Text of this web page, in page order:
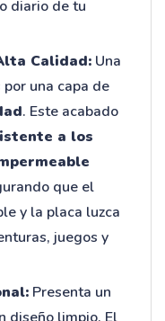
diario de tu
Calidad: Una
una capa de
. Este acabado
a los
que el
y la placa luzca
juegos y
Presenta un